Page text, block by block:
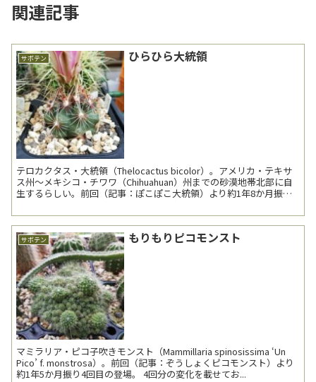
関連記事
サボテン ひらひら大統領
テロカクタス・大統領（Thelocactus bicolor）。アメリカ・テキサ
ス州～メキシコ・チワワ（Chihuahuan）州までの砂漠地帯北部に自
生するらしい。前回（記事：ぽこぽこ大統領）より約1年8か月振り4
サボテン もりもりピコモンスト
マミラリア・ピコ子吹きモンスト（Mammillaria spinosissima ‘Un
Pico’ f. monstrosa）。前回（記事：ぞうしょくピコモンスト）より
約1年5か月振り4回目の登場。 4回分の変化を載せてお...